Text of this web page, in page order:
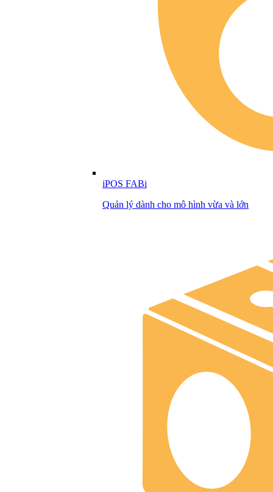
iPOS FABi
Quản lý dành cho mô hình vừa và lớn